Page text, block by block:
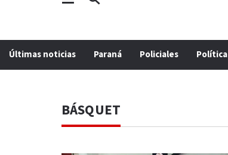
Últimas noticias Paraná Policiales Política
BÁSQUET